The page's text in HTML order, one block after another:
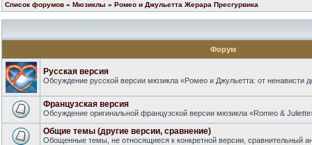
Список форумов » Мюзиклы » Ромео и Джульетта Жерара Пресгурвика
Форум
Русская версия
Обсуждение русской версии мюзикла «Ромео и Джульетта: от ненависти
Французская версия
Обсуждение оригинальной французской версии мюзикла «Romeo &
Общие темы (другие версии, сравнение)
Обощенные темы, не относящиеся к конкретной версии, сравнительный